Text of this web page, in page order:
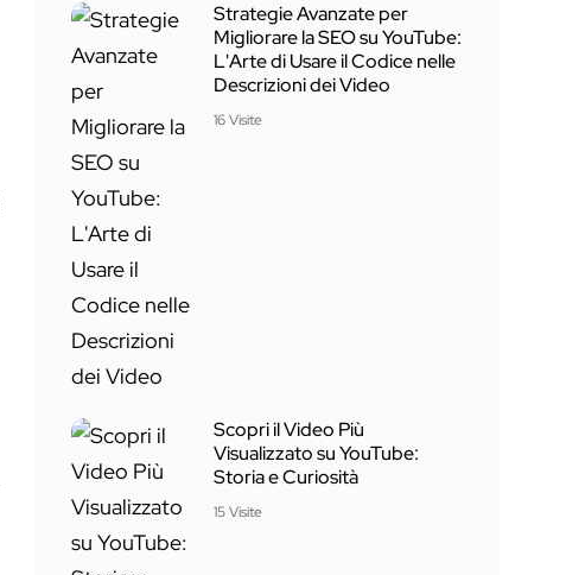
Strategie Avanzate per
Migliorare la SEO su YouTube:
L'Arte di Usare il Codice nelle
Descrizioni dei Video
16 Visite
Scopri il Video Più
Visualizzato su YouTube:
Storia e Curiosità
15 Visite